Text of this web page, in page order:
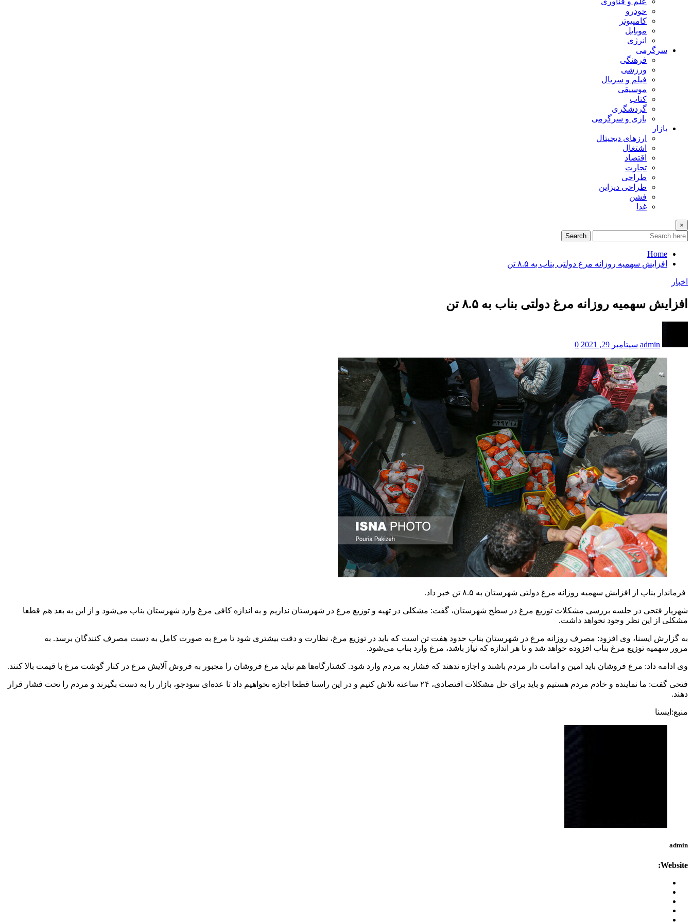
خودرو
کامپیوتر
موبایل
انرژی
سرگرمی
فرهنگی
ورزشی
فیلم و سریال
موسیقی
کتاب
گردشگری
بازی و سرگرمی
بازار
ارزهای دیجیتال
اشتغال
اقتصاد
تجارت
طراحی
طراحی دیزاین
فشن
غذا
×
Search
Home
افزایش سهمیه روزانه مرغ دولتی بناب به ۸.۵ تن
اخبار
افزایش سهمیه روزانه مرغ دولتی بناب به ۸.۵ تن
admin سپتامبر 29, 2021 0
فرماندار بناب از افزایش سهمیه روزانه مرغ دولتی شهرستان به ۸.۵ تن خبر داد.
شهریار فتحی در جلسه بررسی مشکلات توزیع مرغ در سطح شهرستان، گفت: مشکلی در تهیه و توزیع مرغ در شهرستان نداریم و به اندازه کافی مرغ وارد شهرستان بناب می‌شود و از این به بعد هم قطعا
مشکلی از این نظر وجود نخواهد داشت.
به گزارش ایسنا، وی افزود: مصرف روزانه مرغ در شهرستان بناب حدود هفت تن است که باید در توزیع مرغ، نظارت و دقت بیشتری شود تا مرغ به صورت کامل به دست مصرف کنندگان برسد. به
مرور سهمیه توزیع مرغ بناب افزوده خواهد شد و تا هر اندازه که نیاز باشد، مرغ وارد بناب می‌شود.
وی ادامه داد: مرغ فروشان باید امین و امانت دار مردم باشند و اجازه ندهند که فشار به مردم وارد شود. کشتارگاه‌ها هم نباید مرغ فروشان را مجبور به فروش آلایش مرغ در کنار گوشت مرغ با قیمت بالا کنند.
فتحی گفت: ما نماینده و خادم مردم هستیم و باید برای حل مشکلات اقتصادی، ۲۴ ساعته تلاش کنیم و در این راستا قطعا اجازه نخواهیم داد تا عده‌ای سودجو، بازار را به دست بگیرند و مردم را تحت فشار قرار
دهند.
منبع:ایسنا
admin
Website: